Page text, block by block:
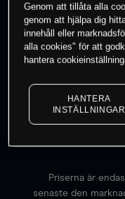
0% av
instrument
Priserna är
senaste den
Genom att tillåta alla
genom att hjälpa dig
innehåll eller
alla cookies" för att
hantera
HANTERA
INSTÄLLNINGAR